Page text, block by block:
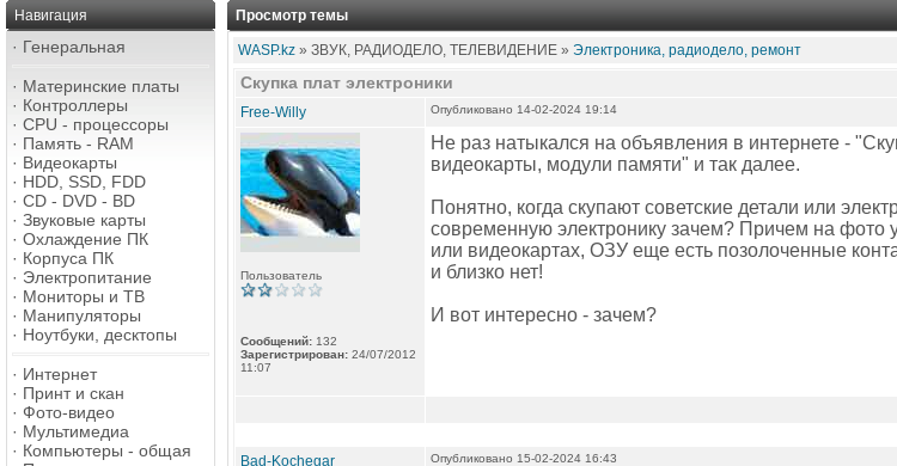
Навигация
· Генеральная
· Материнские платы
· Контроллеры
· CPU - процессоры
· Память - RAM
· Видеокарты
· HDD, SSD, FDD
· CD - DVD - BD
· Звуковые карты
· Охлаждение ПК
· Корпуса ПК
· Электропитание
· Мониторы и ТВ
· Манипуляторы
· Ноутбуки, десктопы
· Интернет
· Принт и скан
· Фото-видео
· Мультимедиа
· Компьютеры - общая
Просмотр темы
WASP.kz » ЗВУК, РАДИОДЕЛО, ТЕЛЕВИДЕНИЕ » Электроника, радиодело, ремонт
Скупка плат электроники
Free-Willy Опубликовано 14-02-2024 19:14
Пользователь
Сообщений: 132
Зарегистрирован: 24/07/2012
11:07
Не раз натыкался на объявления в интернете -
видеокарты, модули памяти" и так далее.
Понятно, когда скупают советские детали или
современную электронику зачем? Причем на
или видеокартах, ОЗУ еще есть позолоченные
и близко нет!
И вот интересно - зачем?
Bad-Kochegar Опубликовано 15-02-2024 16:43